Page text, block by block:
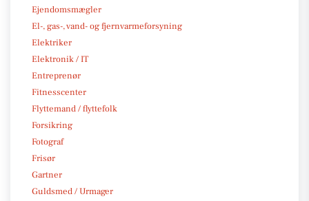
Ejendomsmægler
El-, gas-, vand- og fjernvarmeforsyning
Elektriker
Elektronik / IT
Entreprenør
Fitnesscenter
Flyttemand / flyttefolk
Forsikring
Fotograf
Frisør
Gartner
Guldsmed / Urmager